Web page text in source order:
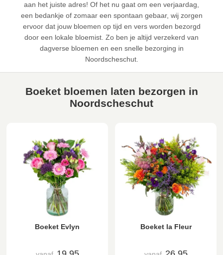
aan het juiste adres! Of het nu gaat om een verjaardag,
een bedankje of zomaar een spontaan gebaar, wij zorgen
ervoor dat jouw bloemen op tijd en vers worden bezorgd
door een lokale bloemist. Zo ben je altijd verzekerd van
dagverse bloemen en een snelle bezorging in
Noordscheschut.
Boeket bloemen laten bezorgen in
Noordscheschut
Boeket Evlyn Boeket la Fleur